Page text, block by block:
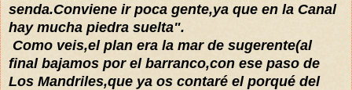
senda.Conviene ir poca gente,ya que en la Canal
hay mucha piedra suelta".
Como veis,el plan era la mar de sugerente(al
final bajamos por el barranco,con ese paso de
Los Mandriles,que ya os contaré el porqué del